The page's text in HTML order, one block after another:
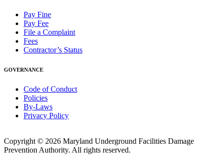
Pay Fine
Pay Fee
File a Complaint
Fees
Contractor’s Status
GOVERNANCE
Code of Conduct
Policies
By-Laws
Privacy Policy
Copyright © 2026 Maryland Underground Facilities Damage
Prevention Authority. All rights reserved.